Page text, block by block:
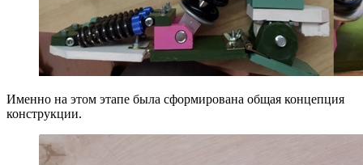
Именно на этом этапе была сформирована общая концепция
конструкции.